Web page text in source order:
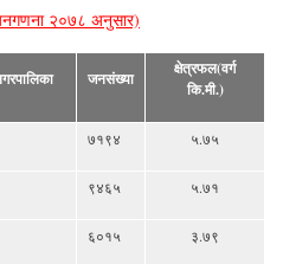
२०७८ अनुसार)
जनसंख्या
क्षेत्रफल(वर्ग
कि.मी.)
७१९४ ५.७५
९४६५ ५.७१
६०१५ ३.७९